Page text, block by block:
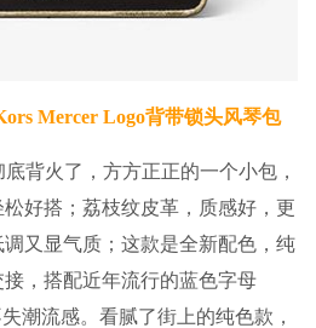
Mercer Logo背带锁头风琴包
背火了，方方正正的一个小包，
好搭；荔枝纹皮革，质感好，更
又显气质；这款是全新配色，纯
，搭配近年流行的蓝色字母
潮流感。看腻了街上的纯色款，